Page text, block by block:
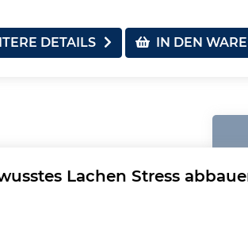
DETAILS IN DEN
Lachen Stress